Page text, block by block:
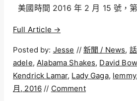
美國時間 2016 年 2 月 15 號，
Full Article →
Posted by: Jesse // 新聞 / News,
adele,Alabama Shakes, David
Kendrick Lamar, Lady Gaga, lemmy
月, 2016 // Comment